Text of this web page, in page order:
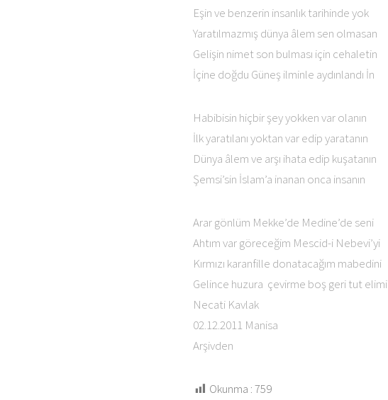
Eşin ve benzerin insanlık tarihinde yok
Yaratılmazmış dünya âlem sen olmasan
Gelişin nimet son bulması için cehaletin
İçine doğdu Güneş ilminle aydınlandı İn
Habibisin hiçbir şey yokken var olanın
İlk yaratılanı yoktan var edip yaratanın
Dünya âlem ve arşı ihata edip kuşatanın
Şemsi’sin İslam’a inanan onca insanın
Arar gönlüm Mekke’de Medine’de seni
Ahtım var göreceğim Mescid-i Nebevi’yi
Kırmızı karanfille donatacağım mabedini
Gelince huzura çevirme boş geri tut elimi
Necati Kavlak
02.12.2011 Manisa
Arşivden
Okunma :759